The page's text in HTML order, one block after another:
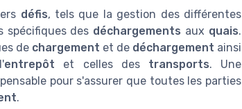
défis, tels que la gestion des différentes
spécifiques des déchargements aux quais.
de chargement et de déchargement ainsi
entrepôt et celles des transports. Une
pour s'assurer que toutes les parties
.